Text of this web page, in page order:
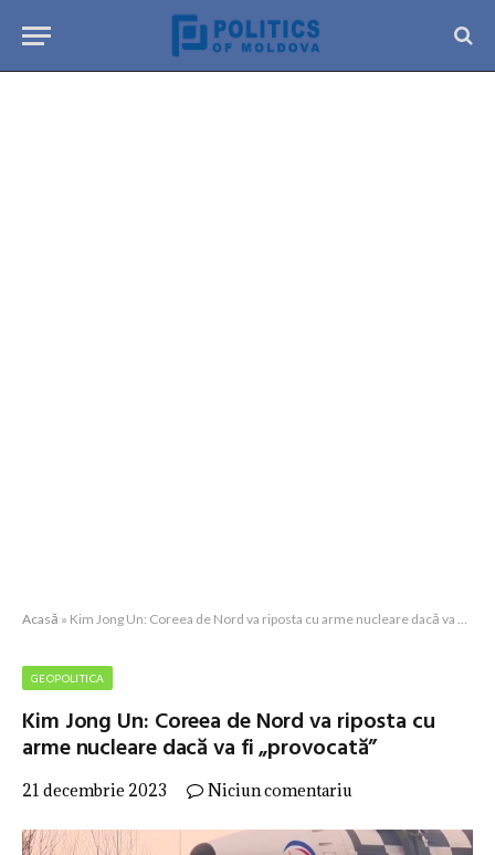
Acasă » Kim Jong Un: Coreea de Nord va riposta cu arme nucleare dacă va fi „provocată”
GEOPOLITICA
Kim Jong Un: Coreea de Nord va riposta cu
arme nucleare dacă va fi „provocată”
21 decembrie 2023 Niciun comentariu